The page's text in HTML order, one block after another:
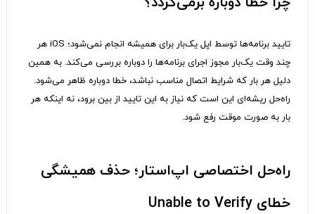
تایید برنامه‌ها توسط اپل یک‌بار برای همیشه انجام نمی‌شود؛ iOS هر
چند وقت یک‌بار مجوز اجرای برنامه‌ها را دوباره بررسی می‌کند. به همین
دلیل هر بار که شرایط اتصال مناسب نباشد، خطا دوباره ظاهر می‌شود.
راه‌حل ریشه‌ای این است که نیاز به این تایید از بین برود، نه اینکه هر
بار به صورت موقت رفع شود.
راه‌حل اختصاصی اپ‌استار؛ حذف همیشگی
خطای Unable to Verify